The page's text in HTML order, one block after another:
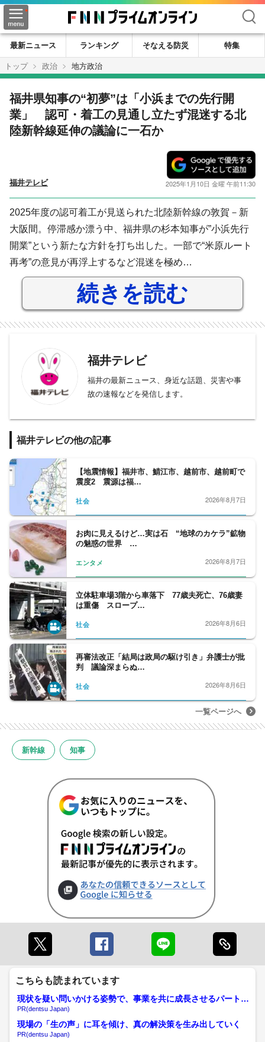
検索
最新ニュース ランキング そなえる防災
特集
トップ
政治 地方政治
福井県知事の“初夢”は「小浜までの先行開
業」 認可・着工の見通し立たず混迷する北
陸新幹線延伸の議論に一石か
福井テレビ 2025年1月10日 金曜 午前11:30
2025年度の認可着工が見送られた北陸新幹線の敦賀－新
大阪間。停滞感か漂う中、福井県の杉本知事が”小浜先行
開業”という新たな方針を打ち出した。一部で“米原ルート
再考”の意見が再浮上するなど混迷を極め…
続きを読む
福井テレビ
福井の最新ニュース、身近な話題、災害や事
故の速報などを発信します。
福井テレビの他の記事
【地震情報】福井市、鯖江市、越前市、越前町で
震度2 震源は福…
社会 2026年8月7日
お肉に見えるけど…実は石 “地球のカケラ”鉱物
の魅惑の世界 …
エンタメ 2026年8月7日
立体駐車場3階から車落下 77歳夫死亡、76歳妻
は重傷 スロープ…
社会 2026年8月6日
再審法改正「結局は政局の駆け引き」弁護士が批
判 議論深まらぬ…
社会 2026年8月6日
一覧ページへ
新幹線 知事
こちらも読まれています
現状を疑い問いかける姿勢で、事業を共に成長させるパートナ
ーへ
PR(dentsu Japan)
現場の「生の声」に耳を傾け、真の解決策を生み出していく
PR(dentsu Japan)